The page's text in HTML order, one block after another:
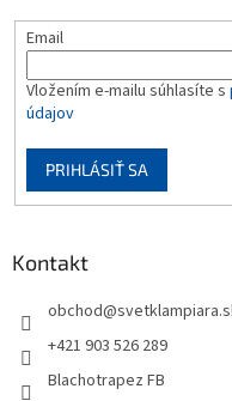
Email
Vložením e-mailu súhlasíte s
údajov
PRIHLÁSIŤ SA
Kontakt
obchod@
+421 903 526 289
Blachotrapez FB